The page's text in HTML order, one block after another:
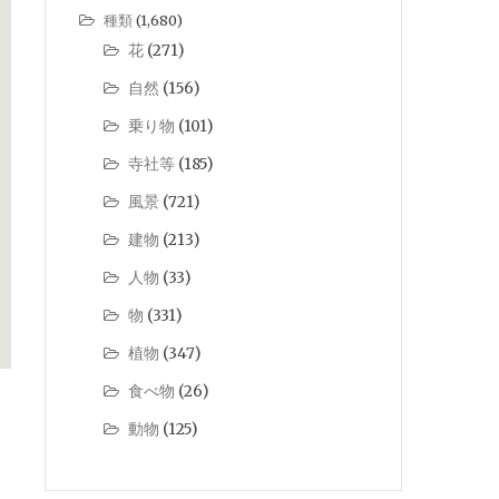
種類(1,680)
花 (271)
自然 (156)
乗り物 (101)
寺社等 (185)
風景 (721)
建物 (213)
人物 (33)
物 (331)
植物 (347)
食べ物 (26)
動物 (125)